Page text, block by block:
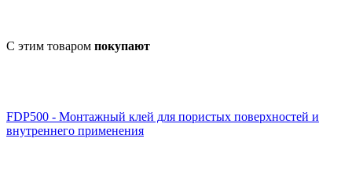
С этим товаром покупают
FDP500 - Монтажный клей для пористых поверхностей и
внутреннего применения